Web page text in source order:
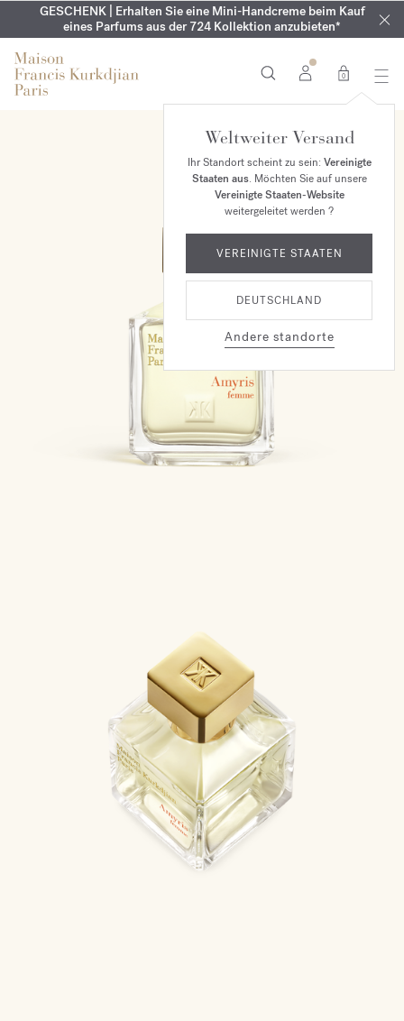
EXKLUSIV | Erhalten Sie OUDvelvet moodin Ihrer Bestellung*
GESCHENK | Erhalten Sie eine Mini-Handcreme beim Kauf
eines Parfums aus der 724 Kollektion anzubieten*
KOSTENLOSE GRAVUR | Auf die AquaCologne forte
Kollektion bis zum 16. August
SOMMERGARDEROBE | Finde deinen persönlichen
Sommerduft
0
Weltweiter Versand
Ihr Standort scheint zu sein: Vereinigte
Staaten aus. Möchten Sie auf unsere
Vereinigte Staaten-Website
weitergeleitet werden ?
VEREINIGTE STAATEN
DEUTSCHLAND
Andere standorte